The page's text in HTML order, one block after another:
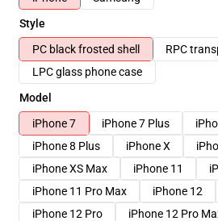
Style
PC black frosted shell
RPC
LPC glass phone case
Model
iPhone 7
iPhone 7 Plus
iPhone 8 Plus
iPhone X
iPhone XS Max
iPhone 11
iPhone 11 Pro Max
iPhone 12
iPhone 12 Pro
iPhone 12 Pro